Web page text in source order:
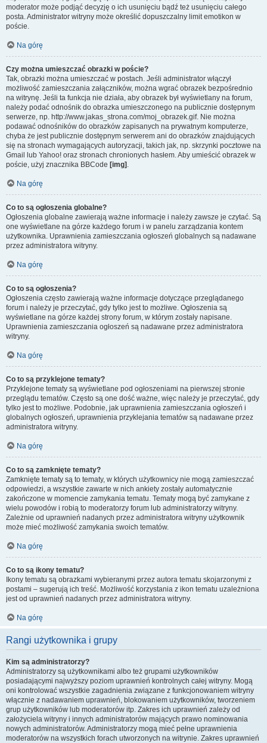
moderator może podjąć decyzję o ich usunięciu bądź też usunięciu całego
posta. Administrator witryny może określić dopuszczalny limit emotikon w
poście.
Na górę
Czy można umieszczać obrazki w poście?
Tak, obrazki można umieszczać w postach. Jeśli administrator włączył
możliwość zamieszczania załączników, można wgrać obrazek bezpośrednio
na witrynę. Jeśli ta funkcja nie działa, aby obrazek był wyświetlany na forum,
należy podać odnośnik do obrazka umieszczonego na publicznie dostępnym
serwerze, np. http://www.jakas_strona.com/moj_obrazek.gif. Nie można
podawać odnośników do obrazków zapisanych na prywatnym komputerze,
chyba że jest publicznie dostępnym serwerem ani do obrazków znajdujących
się na stronach wymagających autoryzacji, takich jak, np. skrzynki pocztowe na
Gmail lub Yahoo! oraz stronach chronionych hasłem. Aby umieścić obrazek w
poście, użyj znacznika BBCode [img] .
Na górę
Co to są ogłoszenia globalne?
Ogłoszenia globalne zawierają ważne informacje i należy zawsze je czytać. Są
one wyświetlane na górze każdego forum i w panelu zarządzania kontem
użytkownika. Uprawnienia zamieszczania ogłoszeń globalnych są nadawane
przez administratora witryny.
Na górę
Co to są ogłoszenia?
Ogłoszenia często zawierają ważne informacje dotyczące przeglądanego
forum i należy je przeczytać, gdy tylko jest to możliwe. Ogłoszenia są
wyświetlane na górze każdej strony forum, w którym zostały napisane.
Uprawnienia zamieszczania ogłoszeń są nadawane przez administratora
witryny.
Na górę
Co to są przyklejone tematy?
Przyklejone tematy są wyświetlane pod ogłoszeniami na pierwszej stronie
przeglądu tematów. Często są one dość ważne, więc należy je przeczytać, gdy
tylko jest to możliwe. Podobnie, jak uprawnienia zamieszczania ogłoszeń i
globalnych ogłoszeń, uprawnienia przyklejania tematów są nadawane przez
administratora witryny.
Na górę
Co to są zamknięte tematy?
Zamknięte tematy są to tematy, w których użytkownicy nie mogą zamieszczać
odpowiedzi, a wszystkie zawarte w nich ankiety zostały automatycznie
zakończone w momencie zamykania tematu. Tematy mogą być zamykane z
wielu powodów i robią to moderatorzy forum lub administratorzy witryny.
Zależnie od uprawnień nadanych przez administratora witryny użytkownik
może mieć możliwość zamykania swoich tematów.
Na górę
Co to są ikony tematu?
Ikony tematu są obrazkami wybieranymi przez autora tematu skojarzonymi z
postami – sugerują ich treść. Możliwość korzystania z ikon tematu uzależniona
jest od uprawnień nadanych przez administratora witryny.
Na górę
Rangi użytkownika i grupy
Kim są administratorzy?
Administratorzy są użytkownikami albo też grupami użytkowników
posiadającymi najwyższy poziom uprawnień kontrolnych całej witryny. Mogą
oni kontrolować wszystkie zagadnienia związane z funkcjonowaniem witryny
włącznie z nadawaniem uprawnień, blokowaniem użytkowników, tworzeniem
grup użytkowników lub moderatorów itp. Zakres ich uprawnień zależy od
założyciela witryny i innych administratorów mających prawo nominowania
nowych administratorów. Administratorzy mogą mieć pełne uprawnienia
moderatorów na wszystkich forach utworzonych na witrynie. Zakres uprawnień